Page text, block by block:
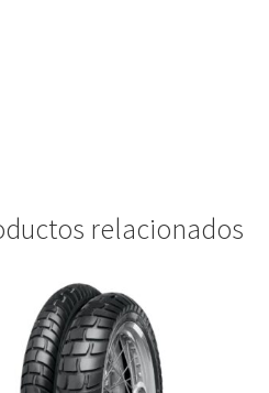
relacionados